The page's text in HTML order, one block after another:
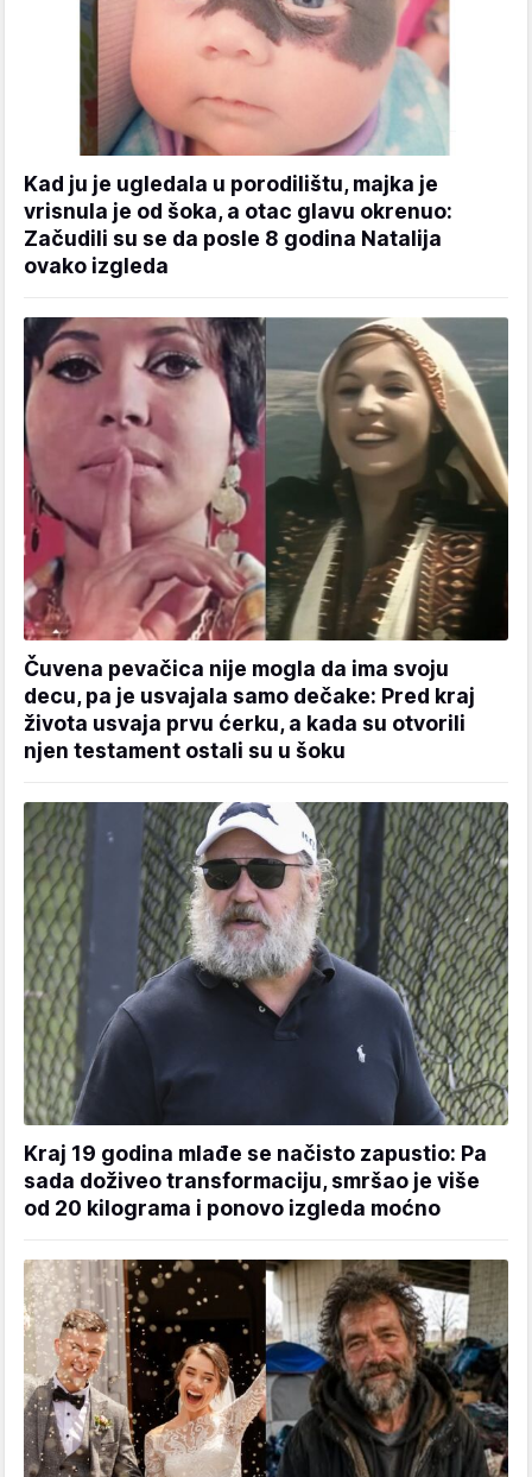
Kad ju je ugledala u porodilištu, majka je
vrisnula je od šoka, a otac glavu okrenuo:
Začudili su se da posle 8 godina Natalija
ovako izgleda
Čuvena pevačica nije mogla da ima svoju
decu, pa je usvajala samo dečake: Pred kraj
života usvaja prvu ćerku, a kada su otvorili
njen testament ostali su u šoku
Kraj 19 godina mlađe se načisto zapustio: Pa
sada doživeo transformaciju, smršao je više
od 20 kilograma i ponovo izgleda moćno